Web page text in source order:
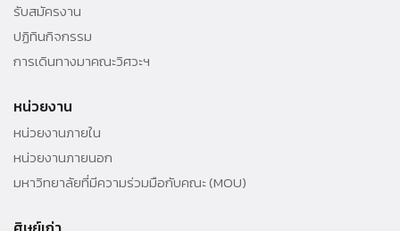
รับสมัครงาน
ปฏิทินกิจกรรม
การเดินทางมาคณะวิศวะฯ
หน่วยงาน
หน่วยงานภายใน
หน่วยงานภายนอก
มหาวิทยาลัยที่มีความร่วมมือกับคณะ (MOU)